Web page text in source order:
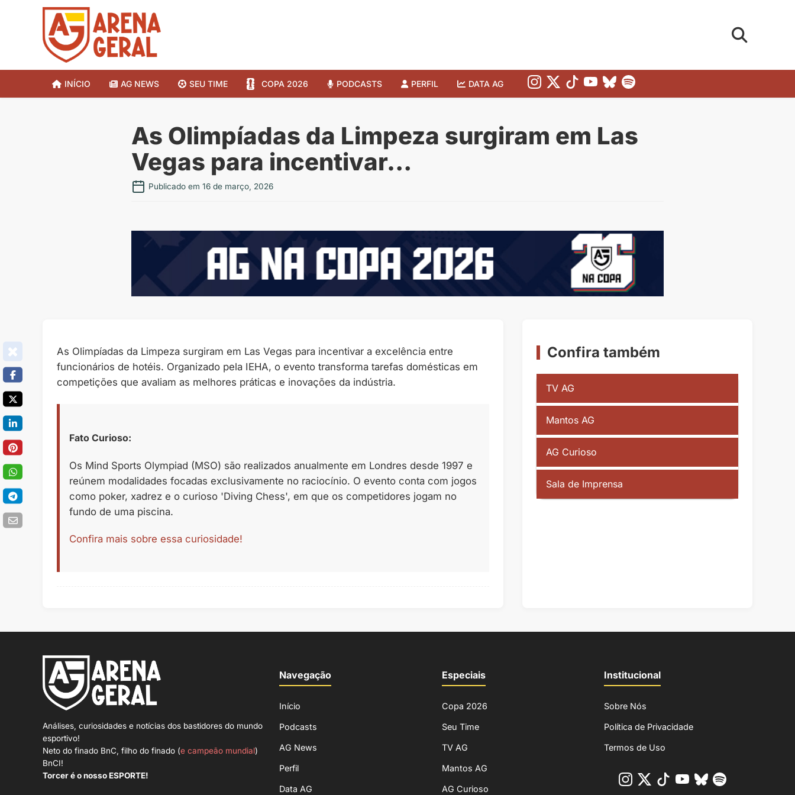
INÍCIO AG NEWS SEU TIME COPA 2026 PODCASTS PERFIL DATA AG
As Olimpíadas da Limpeza surgiram em Las
Vegas para incentivar…
Publicado em 16 de março, 2026
As Olimpíadas da Limpeza surgiram em Las Vegas para incentivar a excelência entre
funcionários de hotéis. Organizado pela IEHA, o evento transforma tarefas domésticas em
competições que avaliam as melhores práticas e inovações da indústria.
Fato Curioso:
Os Mind Sports Olympiad (MSO) são realizados anualmente em Londres desde 1997 e
reúnem modalidades focadas exclusivamente no raciocínio. O evento conta com jogos
como poker, xadrez e o curioso 'Diving Chess', em que os competidores jogam no
fundo de uma piscina.
Confira mais sobre essa curiosidade!
Confira também
TV AG
Mantos AG
AG Curioso
Sala de Imprensa
Análises, curiosidades e notícias dos bastidores do mundo
esportivo!
Neto do finado BnC, filho do finado (e campeão mundial)
BnCI!
Torcer é o nosso ESPORTE!
Navegação
Início
Podcasts
AG News
Perfil
Data AG
Especiais
Copa 2026
Seu Time
TV AG
Mantos AG
AG Curioso
Institucional
Sobre Nós
Política de Privacidade
Termos de Uso